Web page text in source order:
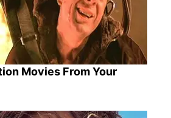
Movies From Your